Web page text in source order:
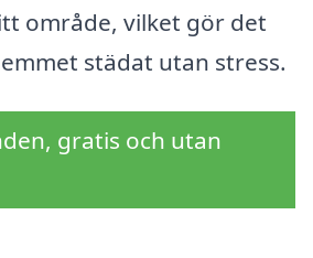
område, vilket gör det
städat utan stress.
gratis och utan